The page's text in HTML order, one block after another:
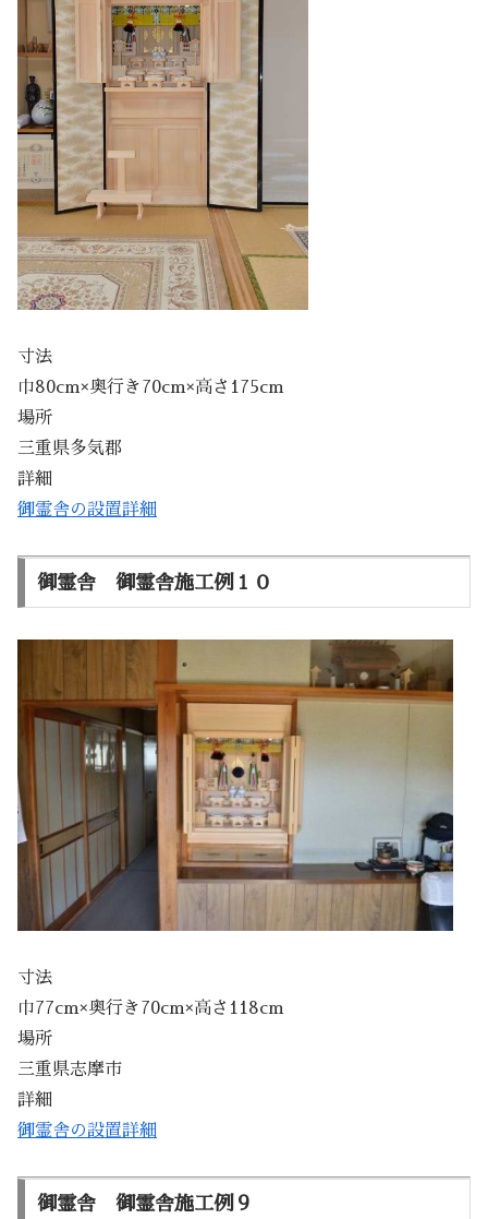
寸法
巾80cm×奥行き70cm×高さ175cm
場所
三重県多気郡
詳細
御霊舎の設置詳細
御霊舎 御霊舎施工例１０
寸法
巾77cm×奥行き70cm×高さ118cm
場所
三重県志摩市
詳細
御霊舎の設置詳細
御霊舎 御霊舎施工例９